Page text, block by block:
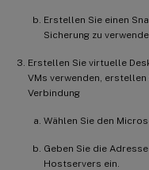
Erstellen Sie einen
Sicherung zu
Erstellen Sie virtuelle
VMs verwenden,
Verbindung
Wählen Sie den
Geben Sie die
Hostservers ein.